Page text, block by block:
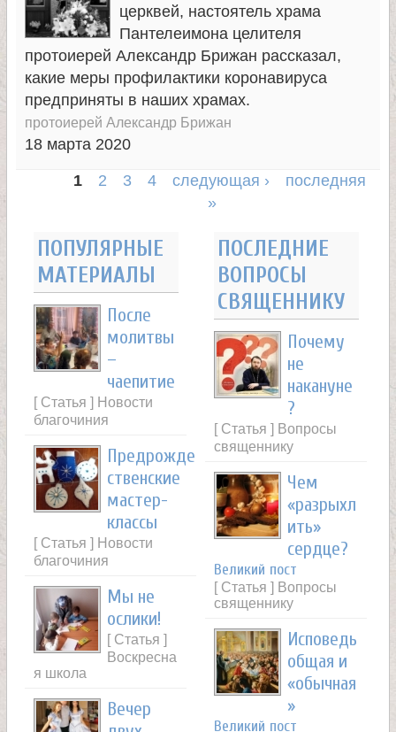
церквей, настоятель храма
Пантелеимона целителя
протоиерей Александр Брижан рассказал,
какие меры профилактики коронавируса
предприняты в наших храмах.
протоиерей Александр Брижан
18 марта 2020
р
а
н
и
ц
ы
1 2 3 4 следующая ›
последняя
»
ПОПУЛЯРНЫЕ
МАТЕРИАЛЫ
После
молитвы
–
чаепитие
[ Статья ] Новости
благочиния
Предрожде
ственские
мастер-
классы
[ Статья ] Новости
благочиния
Мы не
ослики!
[ Статья ]
Воскресна
я школа
Вечер
ПОСЛЕДНИЕ
ВОПРОСЫ
СВЯЩЕННИКУ
Почему
не
накануне
?
[ Статья ] Вопросы
священнику
Чем
«разрыхл
ить»
сердце?
Великий пост
[ Статья ] Вопросы
священнику
Исповедь
общая и
«обычная
»
Великий пост